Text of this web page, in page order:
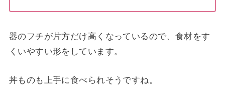
器のフチが片方だけ高くなっているので、食材をす
くいやすい形をしています。
丼ものも上手に食べられそうですね。